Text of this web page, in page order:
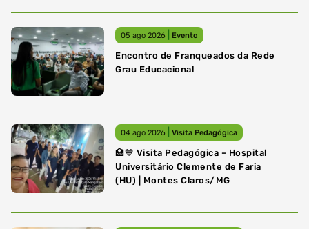
05 ago 2026 Evento
Encontro de Franqueados da Rede
Grau Educacional
04 ago 2026 Visita Pedagógica
🏥💙 Visita Pedagógica – Hospital
Universitário Clemente de Faria
(HU) | Montes Claros/MG